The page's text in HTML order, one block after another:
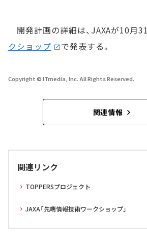
開発計画の詳細は、JAXAが10月
クショップ
で発表する。
Copyright © ITmedia, Inc. All Rights Reserved.
関連情報
関連リンク
TOPPERSプロジェクト
JAXA「先端情報技術ワークショップ」